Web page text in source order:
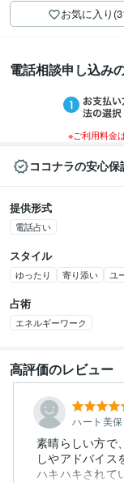
お気に入り
電話相談申し込み
※ご利用料金
ココナラの安心保
提供形式
電話占い
スタイル
ゆったり 寄り添い ユ
占術
エネルギーワーク
高評価のレビュー
ハート美保
素晴らしい方で
しやアドバイス
ハキハキされて